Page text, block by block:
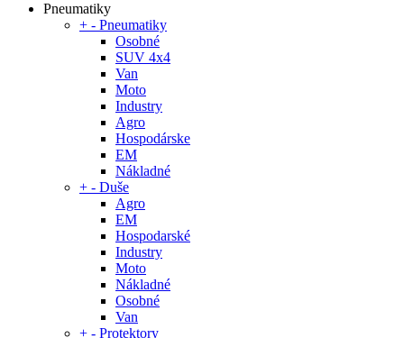
Pneumatiky
+ - Pneumatiky
Osobné
SUV 4x4
Van
Moto
Industry
Agro
Hospodárske
EM
Nákladné
+ - Duše
Agro
EM
Hospodarské
Industry
Moto
Nákladné
Osobné
Van
+ - Protektory